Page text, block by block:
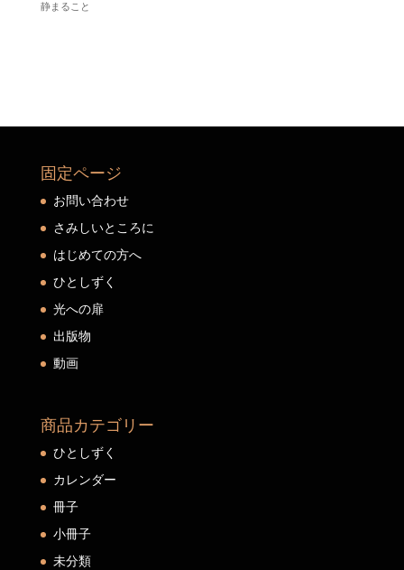
静まること
固定ページ
お問い合わせ
さみしいところに
はじめての方へ
ひとしずく
光への扉
出版物
動画
商品カテゴリー
ひとしずく
カレンダー
冊子
小冊子
未分類